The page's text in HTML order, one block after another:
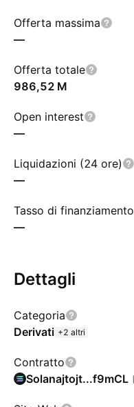
Offerta massima
—
Offerta totale
‪986,52 M‬
Open interest
—
Liquidazioni (24 ore)
—
Tasso di finanziamento
—
Dettagli
Categoria
Derivati +2 altri
Contratto
Solanajtojt...f9mCL